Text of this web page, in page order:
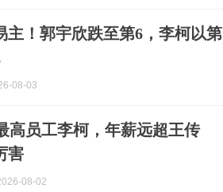
主！郭宇欣跌至第6，李柯以第
08-03
高员工李柯，年薪远超王传
害
08-02